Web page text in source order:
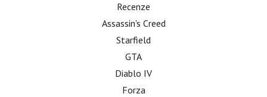
Recenze
Assassin's Creed
Starfield
GTA
Diablo IV
Forza